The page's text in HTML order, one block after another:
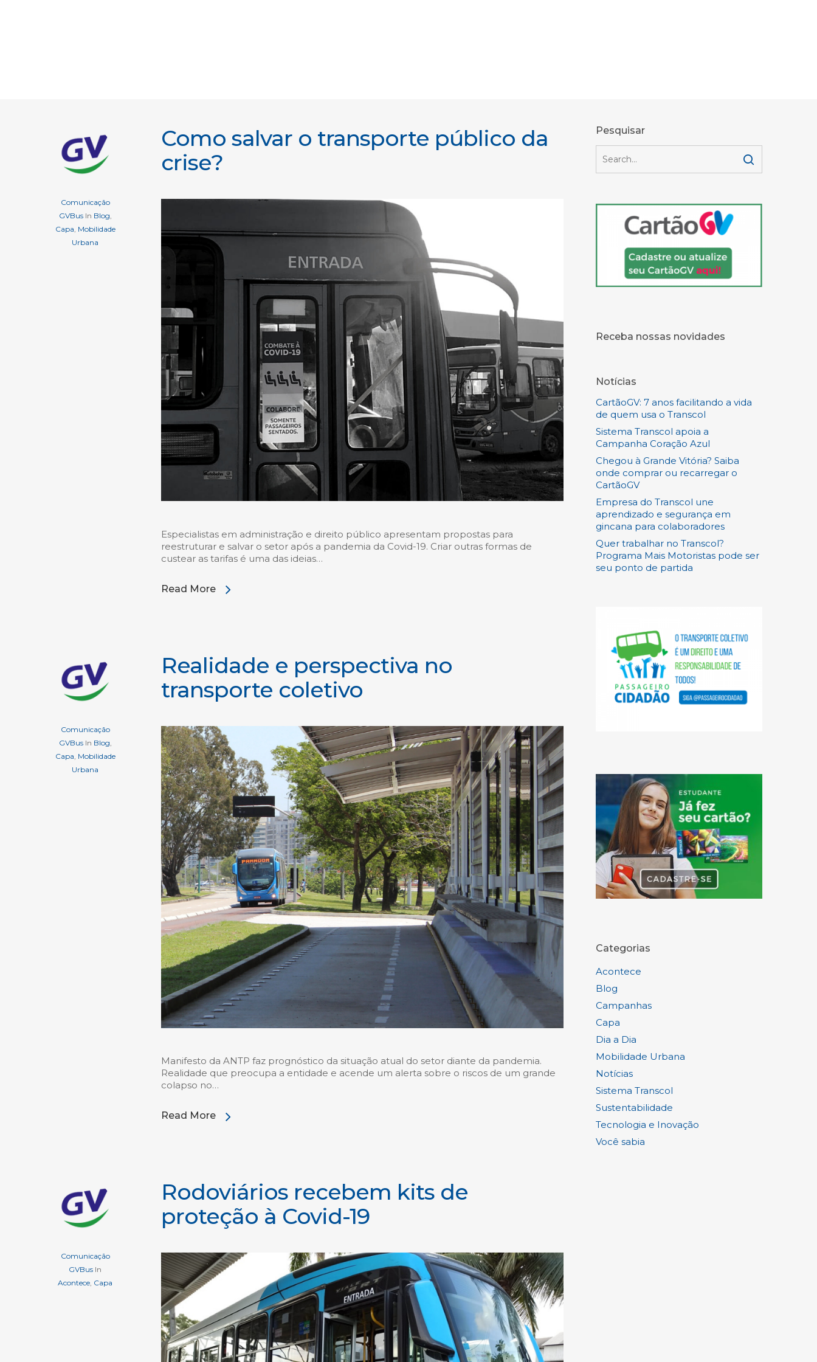
Comunicação
GVBus In Blog,
Capa, Mobilidade
Urbana
Como salvar o transporte público da
crise?
Especialistas em administração e direito público apresentam propostas para
reestruturar e salvar o setor após a pandemia da Covid-19. Criar outras formas de
custear as tarifas é uma das ideias…
Read More
Comunicação
GVBus In Blog
Capa Mobilidade
Urbana
Realidade e perspectiva no
transporte coletivo
Manifesto da ANTP faz prognóstico da situação atual do setor diante da pandemia.
Realidade que preocupa a entidade e acende um alerta sobre o riscos de um grande
colapso no…
Read More
Comunicação
GVBus In
Acontece, Capa
Rodoviários recebem kits de
proteção à Covid-19
Pesquisar
Receba nossas novidades
Notícias
CartãoGV: 7 anos facilitando a vida
de quem usa o Transcol
Sistema Transcol apoia a
Campanha Coração Azul
Chegou à Grande Vitória? Saiba
onde comprar ou recarregar o
CartãoGV
Empresa do Transcol une
aprendizado e segurança em
gincana para colaboradores
Quer trabalhar no Transcol?
Programa Mais Motoristas pode ser
seu ponto de partida
Categorias
Acontece
Blog
Campanhas
Capa
Dia a Dia
Mobilidade Urbana
Notícias
Sistema Transcol
Sustentabilidade
Tecnologia e Inovação
Você sabia